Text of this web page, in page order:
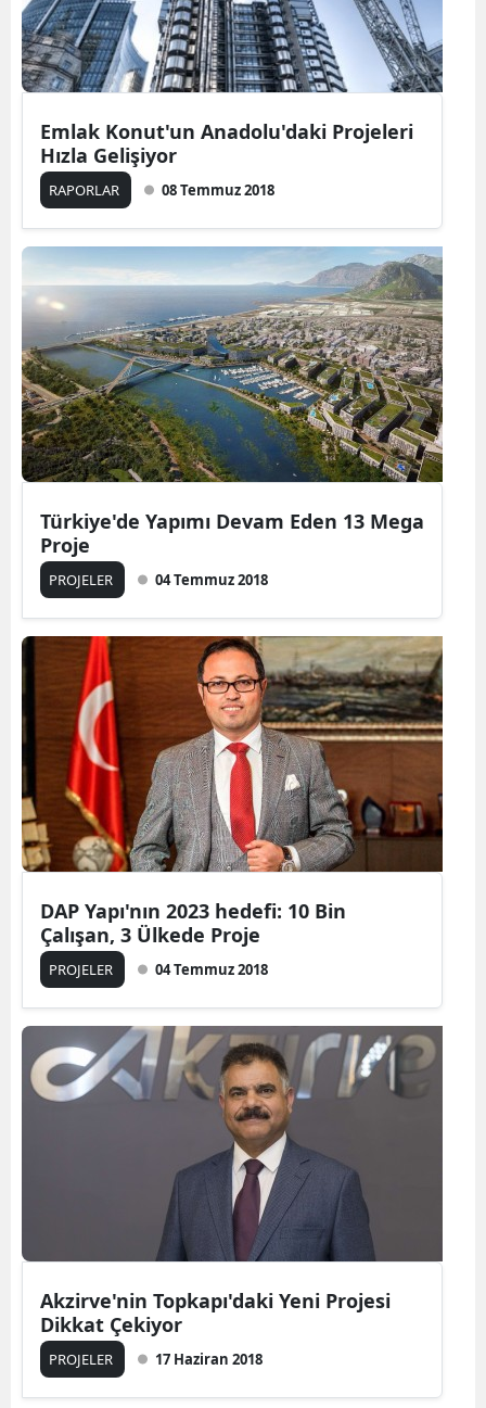
Emlak Konut'un Anadolu'daki Projeleri
Hızla Gelişiyor
RAPORLAR 08 Temmuz 2018
Türkiye'de Yapımı Devam Eden 13 Mega
Proje
PROJELER 04 Temmuz 2018
DAP Yapı'nın 2023 hedefi: 10 Bin
Çalışan, 3 Ülkede Proje
PROJELER 04 Temmuz 2018
Akzirve'nin Topkapı'daki Yeni Projesi
Dikkat Çekiyor
PROJELER 17 Haziran 2018